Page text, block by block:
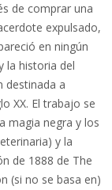
de comprar una
expulsado,
en ningún
la historia del
destinada a
XX. El trabajo se
magia negra y los
y la
de 1888 de The
(si no se basa en)